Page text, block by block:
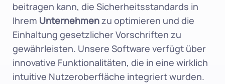
beitragen kann, die Sicherheitsstandards in
Ihrem Unternehmen zu optimieren und die
Einhaltung gesetzlicher Vorschriften zu
gewährleisten. Unsere Software verfügt über
innovative Funktionalitäten, die in eine wirklich
intuitive Nutzeroberfläche integriert wurden.